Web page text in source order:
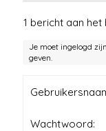
1 bericht aan
Je moet ingelogd
geven.
Wachtwoord: